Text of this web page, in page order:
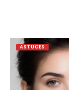
ASTUCES